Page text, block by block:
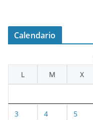
Calendario
L
M X
3 4 5